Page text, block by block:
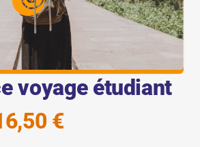
voyage étudiant
€